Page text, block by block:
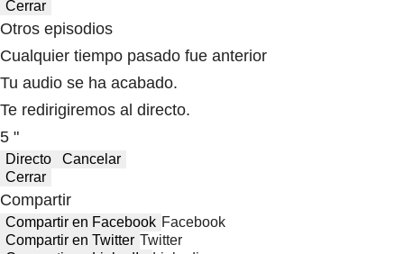
Cerrar
Otros episodios
Cualquier tiempo pasado fue anterior
Tu audio se ha acabado.
Te redirigiremos al directo.
5 "
Directo
Cancelar
Cerrar
Compartir
Compartir en Facebook Facebook
Compartir en Twitter Twitter